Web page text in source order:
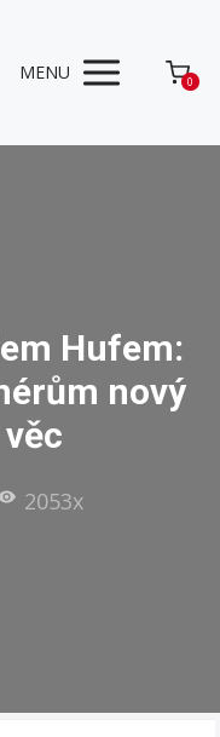
MENU 0
Hufem:
nový
2053x